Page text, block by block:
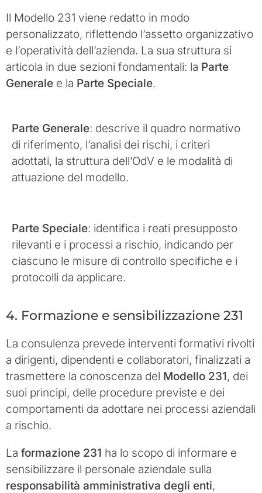
Il Modello 231 viene redatto in modo
personalizzato, riflettendo l’assetto organizzativo
e l’operatività dell’azienda. La sua struttura si
articola in due sezioni fondamentali: la Parte
Generale e la Parte Speciale.
Parte Generale: descrive il quadro normativo
di riferimento, l’analisi dei rischi, i criteri
adottati, la struttura dell’OdV e le modalità di
attuazione del modello.
Parte Speciale: identifica i reati presupposto
rilevanti e i processi a rischio, indicando per
ciascuno le misure di controllo specifiche e i
protocolli da applicare.
4. Formazione e sensibilizzazione 231
La consulenza prevede interventi formativi rivolti
a dirigenti, dipendenti e collaboratori, finalizzati a
trasmettere la conoscenza del Modello 231, dei
suoi principi, delle procedure previste e dei
comportamenti da adottare nei processi aziendali
a rischio.
La formazione 231 ha lo scopo di informare e
sensibilizzare il personale aziendale sulla
responsabilità amministrativa degli enti,